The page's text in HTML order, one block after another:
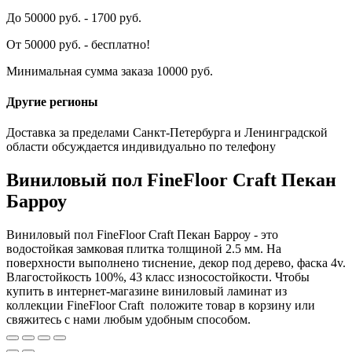
До 50000 руб. - 1700 руб.
От 50000 руб. - бесплатно!
Минимальная сумма заказа 10000 руб.
Другие регионы
Доставка за пределами Санкт-Петербурга и Ленинградской
области обсуждается индивидуально по телефону
Виниловый пол FineFloor Craft Пекан
Барроу
Виниловый пол FineFloor Craft Пекан Барроу - это
водостойкая замковая плитка толщиной 2.5 мм. На
поверхности выполнено тиснение, декор под дерево, фаска 4v.
Влагостойкость 100%, 43 класс износостойкости. Чтобы
купить в интернет-магазине виниловый ламинат из
коллекции FineFloor Craft положите товар в корзину или
свяжитесь с нами любым удобным способом.